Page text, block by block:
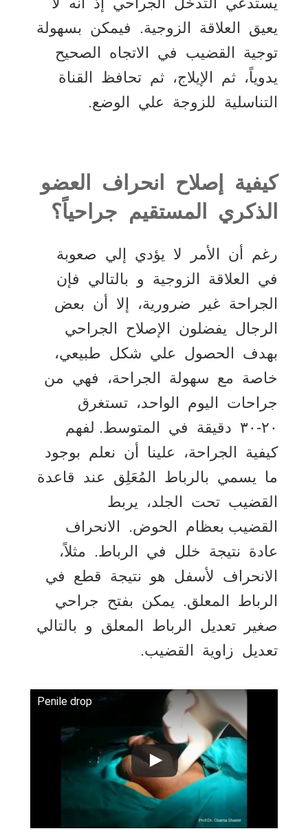
يعيق العلاقة الزوجية. فيمكن بسهولة
توجية القضيب في الاتجاه الصحيح
يدوياً، ثم الإيلاج، ثم تحافظ القناة
التناسلية للزوجة علي الوضع.
كيفية إصلاح انحراف العضو
الذكري المستقيم جراحياً؟
رغم أن الأمر لا يؤدي إلي صعوبة
في العلاقة الزوجية و بالتالي فإن
الجراحة غير ضرورية، إلا أن بعض
الرجال يفضلون الإصلاح الجراحي
بهدف الحصول علي شكل طبيعي،
خاصة مع سهولة الجراحة، فهي من
جراحات اليوم الواحد، تستغرق
۲۰-۳۰ دقيقة في المتوسط. لفهم
كيفية الجراحة، علينا أن نعلم بوجود
ما يسمي بالرباط المُعَلِق عند قاعدة
القضيب تحت الجلد، يربط
القضيب بعظام الحوض. الانحراف
عادة نتيجة خلل في الرباط. مثلاً،
الانحراف لأسفل هو نتيجة قطع في
الرباط المعلق. يمكن بفتح جراحي
صغير تعديل الرباط المعلق و بالتالي
تعديل زاوية القضيب.
Penile drop